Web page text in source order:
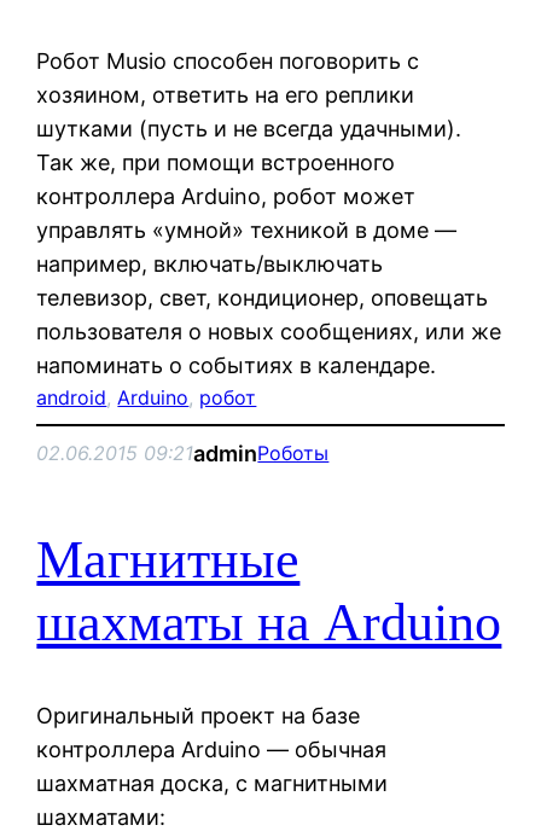
Робот Musio способен поговорить с
хозяином, ответить на его реплики
шутками (пусть и не всегда удачными).
Так же, при помощи встроенного
контроллера Arduino, робот может
управлять «умной» техникой в доме —
например, включать/выключать
телевизор, свет, кондиционер, оповещать
пользователя о новых сообщениях, или же
напоминать о событиях в календаре.
android, Arduino, робот
02.06.2015 09:21adminРоботы
Магнитные
шахматы на Arduino
Оригинальный проект на базе
контроллера Arduino — обычная
шахматная доска, с магнитными
шахматами: